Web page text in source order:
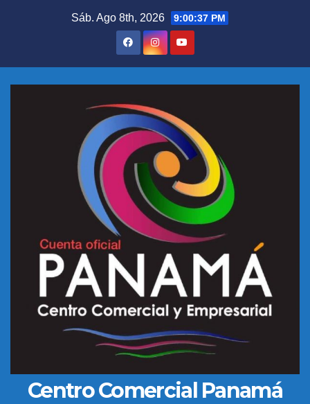
Sáb. Ago 8th, 2026 9:00:37 PM
Centro Comercial Panamá